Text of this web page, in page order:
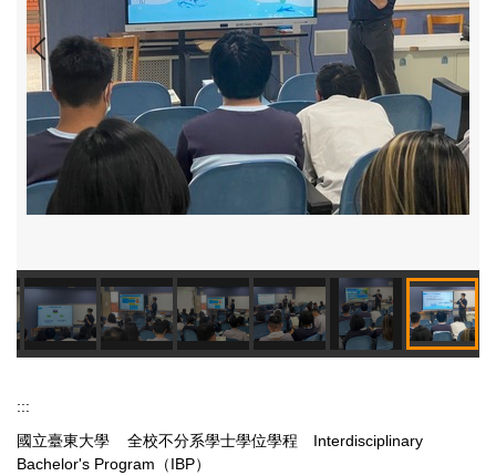
:::
國立臺東大學 全校不分系學士學位學程 Interdisciplinary
Bachelor's Program（IBP）